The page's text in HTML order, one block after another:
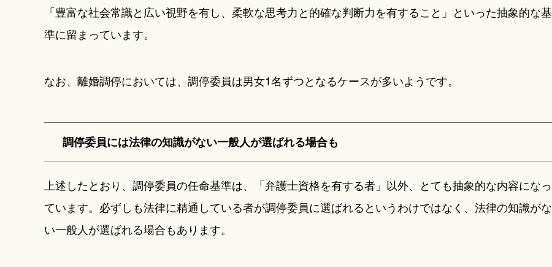
「豊富な社会常識と広い視野を有し、柔軟な思考力と的確な判断力を有すること」といった抽象的な基
準に留まっています。
なお、離婚調停においては、調停委員は男女1名ずつとなるケースが多いようです。
調停委員には法律の知識がない一般人が選ばれる場合も
上述したとおり、調停委員の任命基準は、「弁護士資格を有する者」以外、とても抽象的な内容になっ
ています。必ずしも法律に精通している者が調停委員に選ばれるというわけではなく、法律の知識がな
い一般人が選ばれる場合もあります。